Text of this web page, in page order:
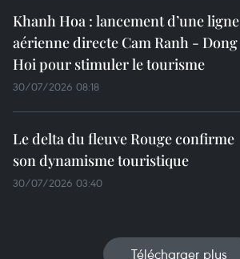
Khanh Hoa : lancement d’une ligne
aérienne directe Cam Ranh - Dong
Hoi pour stimuler le tourisme
30/07/2026 08:18
Le delta du fleuve Rouge confirme
son dynamisme touristique
30/07/2026 03:40
Télécharger plus